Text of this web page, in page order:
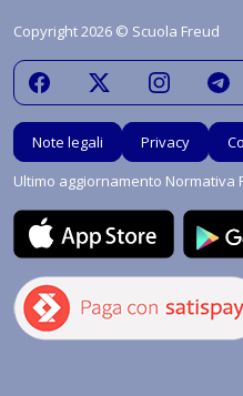
Copyright 2026 © Scuola Freud
Note legali Privacy
Ultimo aggiornamento Normativa